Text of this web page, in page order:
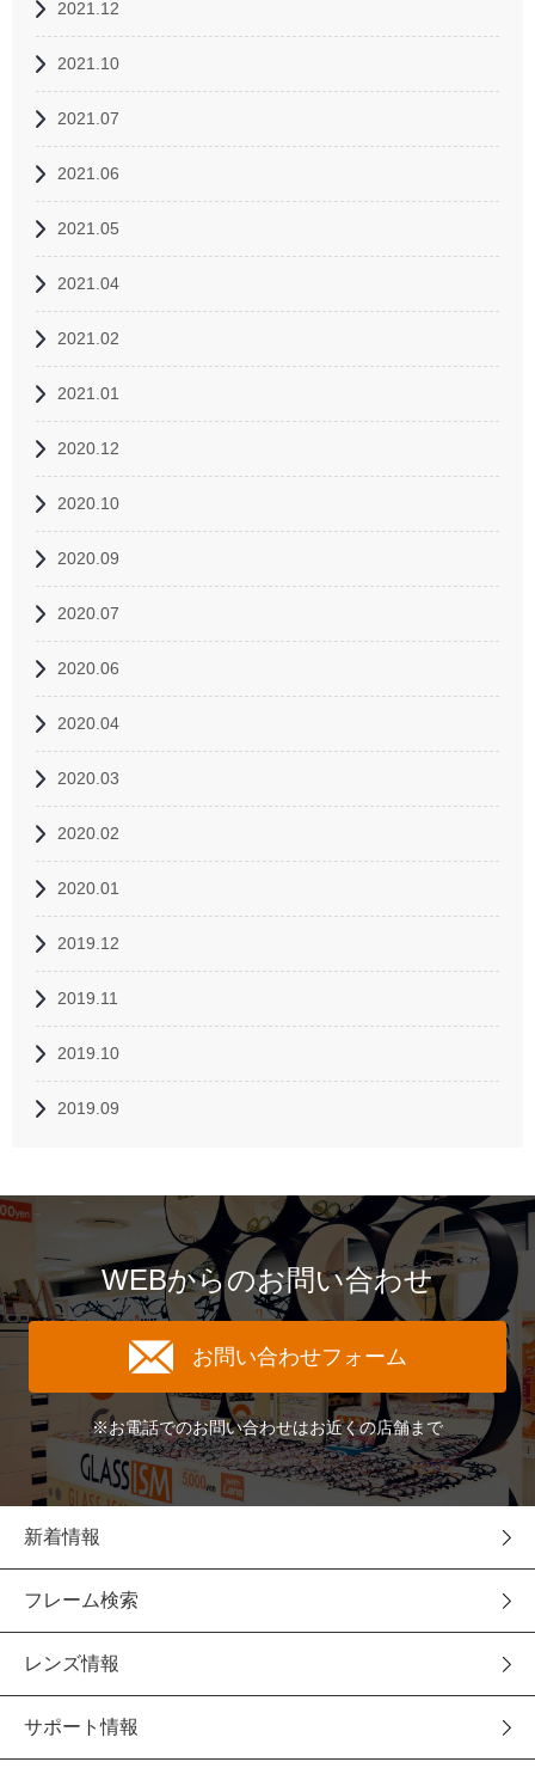
2021.12
2021.10
2021.07
2021.06
2021.05
2021.04
2021.02
2021.01
2020.12
2020.10
2020.09
2020.07
2020.06
2020.04
2020.03
2020.02
2020.01
2019.12
2019.11
2019.10
2019.09
WEBからのお問い合わせ
お問い合わせフォーム
※お電話でのお問い合わせはお近くの店舗まで
新着情報
フレーム検索
レンズ情報
サポート情報